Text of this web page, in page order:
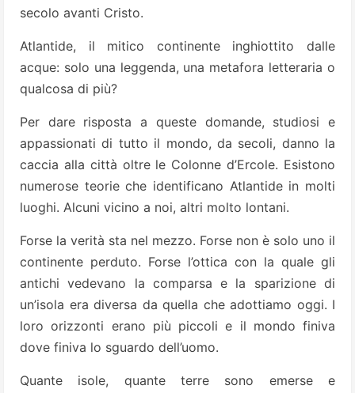
secolo avanti Cristo.
Atlantide, il mitico continente inghiottito dalle
acque: solo una leggenda, una metafora letteraria o
qualcosa di più?
Per dare risposta a queste domande, studiosi e
appassionati di tutto il mondo, da secoli, danno la
caccia alla città oltre le Colonne d’Ercole. Esistono
numerose teorie che identificano Atlantide in molti
luoghi. Alcuni vicino a noi, altri molto lontani.
Forse la verità sta nel mezzo. Forse non è solo uno il
continente perduto. Forse l’ottica con la quale gli
antichi vedevano la comparsa e la sparizione di
un’isola era diversa da quella che adottiamo oggi. I
loro orizzonti erano più piccoli e il mondo finiva
dove finiva lo sguardo dell’uomo.
Quante isole, quante terre sono emerse e